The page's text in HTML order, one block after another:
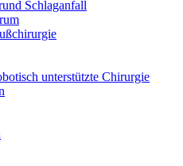
Schlaganfall
unterstützte Chirurgie